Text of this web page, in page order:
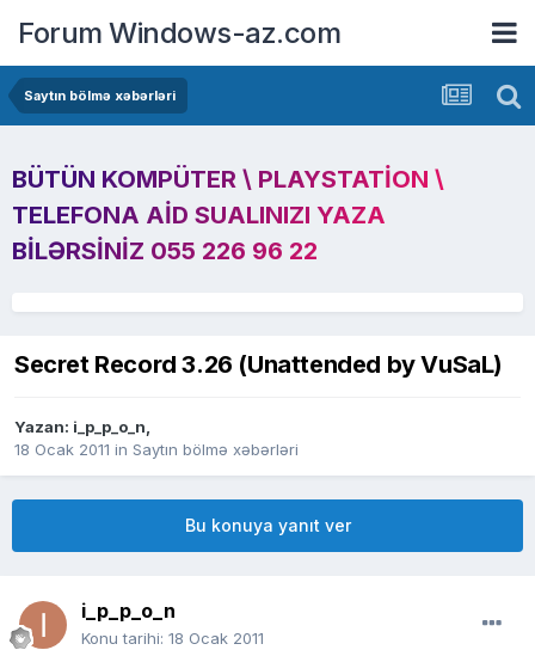
Forum Windows-az.com
Saytın bölmə xəbərləri
BÜTÜN KOMPÜTER \ PLAYSTATION \
TELEFONA AID SUALINIZI YAZA
BILƏRSINIZ 055 226 96 22
Secret Record 3.26 (Unattended by VuSaL)
Yazan: i_p_p_o_n,
18 Ocak 2011 in Saytın bölmə xəbərləri
Bu konuya yanıt ver
i_p_p_o_n
Konu tarihi: 18 Ocak 2011